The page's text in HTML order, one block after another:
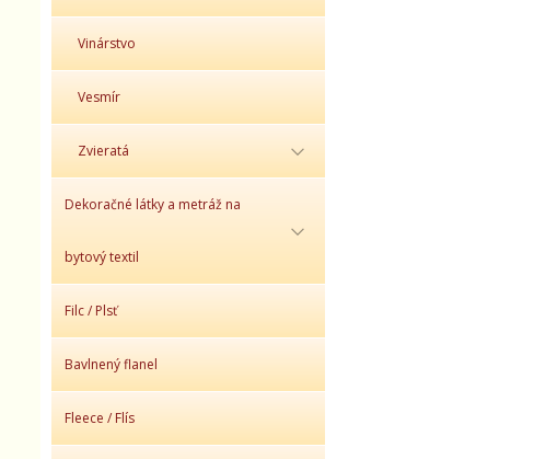
Vinárstvo
Vesmír
Zvieratá
Dekoračné látky a metráž na
bytový textil
Filc / Plsť
Bavlnený flanel
Fleece / Flís